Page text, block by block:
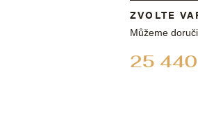
25
ZVOLTE
Můžeme